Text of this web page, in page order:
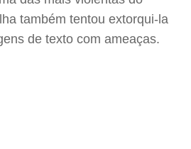
também tentou extorqui-la
de texto com ameaças.